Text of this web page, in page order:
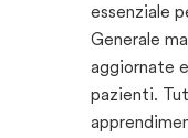
essenziale
Generale
aggiornate
pazienti.